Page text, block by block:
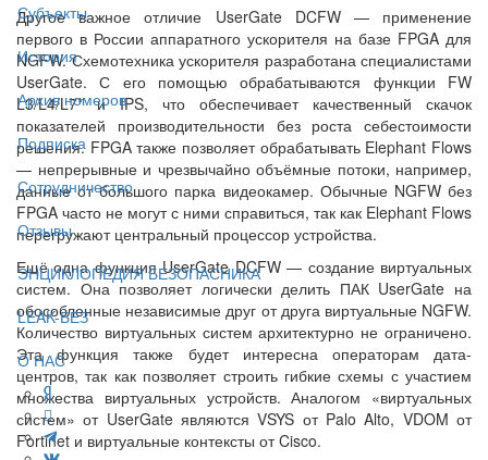
Субъекты
История
Архив номеров
Подписка
Сотрудничество
Отзывы
ЭНЦИКЛОПЕДИЯ БЕЗОПАСНИКА
LEAK-БЕЗ
О НАС
Другое важное отличие UserGate DCFW — применение
первого в России аппаратного ускорителя на базе FPGA для
NGFW. Схемотехника ускорителя разработана специалистами
UserGate. С его помощью обрабатываются функции FW
L3/L4/L7* и IPS, что обеспечивает качественный скачок
показателей производительности без роста себестоимости
решения. FPGA также позволяет обрабатывать Elephant Flows
— непрерывные и чрезвычайно объёмные потоки, например,
данные от большого парка видеокамер. Обычные NGFW без
FPGA часто не могут с ними справиться, так как Elephant Flows
перегружают центральный процессор устройства.
Ещё одна функция UserGate DCFW — создание виртуальных
систем. Она позволяет логически делить ПАК UserGate на
обособленные независимые друг от друга виртуальные NGFW.
Количество виртуальных систем архитектурно не ограничено.
Эта функция также будет интересна операторам дата-
центров, так как позволяет строить гибкие схемы с участием
множества виртуальных устройств. Аналогом «виртуальных
систем» от UserGate являются VSYS от Palo Alto, VDOM от
Fortinet и виртуальные контексты от Cisco.